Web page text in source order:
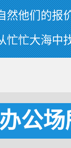
然他们的报
忙忙大海中
办公场